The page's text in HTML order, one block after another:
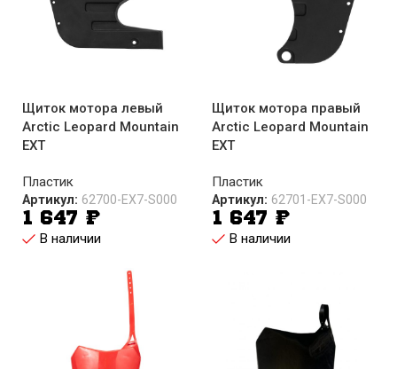
Щиток мотора левый
Arctic Leopard Mountain
EXT
Пластик
Артикул: 62700-EX7-S000
1 647 ₽
В наличии
Щиток мотора правый
Arctic Leopard Mountain
EXT
Пластик
Артикул: 62701-EX7-S000
1 647 ₽
В наличии